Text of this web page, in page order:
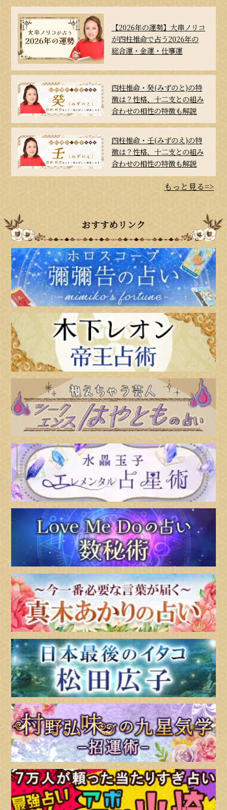
【2026年の運勢】大串ノリコ
が四柱推命で占う2026年の
総合運・金運・仕事運
四柱推命・癸(みずのと)の特
徴は？性格、十二支との組み
合わせの相性の特徴も解説
四柱推命・壬(みずのえ)の特
徴は？性格、十二支との組み
合わせの相性の特徴も解説
もっと見る=>
おすすめリンク